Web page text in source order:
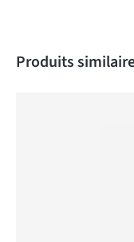
Produktgalerie
Produits